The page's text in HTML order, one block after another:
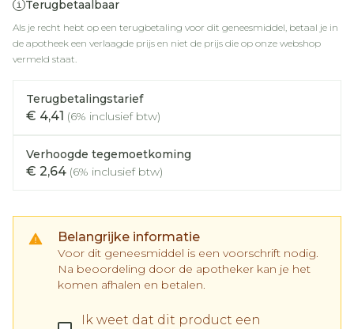
Terugbetaalbaar
Als je recht hebt op een terugbetaling voor dit geneesmiddel, betaal je in
de apotheek een verlaagde prijs en niet de prijs die op onze webshop
vermeld staat.
Terugbetalingstarief
€ 4,41 (6% inclusief btw)
Verhoogde tegemoetkoming
€ 2,64 (6% inclusief btw)
Belangrijke informatie
Voor dit geneesmiddel is een voorschrift nodig.
Na beoordeling door de apotheker kan je het
komen afhalen en betalen.
Ik weet dat dit product een